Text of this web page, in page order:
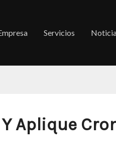
Servicios
Aplique